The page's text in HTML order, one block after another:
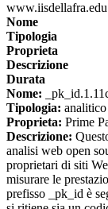
Nome
Tipologia
Proprieta
Descrizione
Durata
Nome:
Tipologia: analitico
Proprieta: Prime
Descrizione:
analisi web open
proprietari di siti
misurare le
prefisso _pk_id è